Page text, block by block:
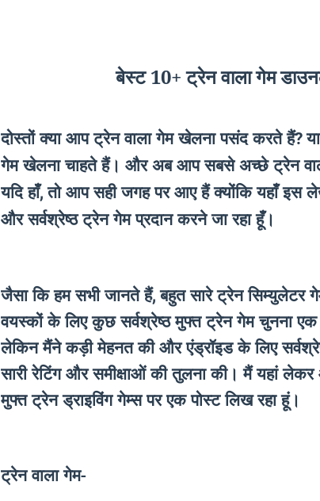
बेस्ट 10+ ट्रेन वाला गेम
दोस्तों क्या आप ट्रेन वाला गेम खेलना पसंद करते हैं?
गेम खेलना चाहते हैं। और अब आप सबसे अच्छे ट्रेन
यदि हाँ,तो आप सही जगह पर आए हैं क्योंकि यहाँ इस
और सर्वश्रेष्ठ ट्रेन गेम प्रदान करने जा रहा हूँ।
जैसा कि हम सभी जानते हैं,बहुत सारे ट्रेन सिम्युलेटर
वयस्कों के लिए कुछ सर्वश्रेष्ठ मुफ्त ट्रेन गेम चुनना एक
लेकिन मैंने कड़ी मेहनत की और एंड्रॉइड के लिए
सारी रेटिंग और समीक्षाओं की तुलना की। मैं यहां
मुफ्त ट्रेन ड्राइविंग गेम्स पर एक पोस्ट लिख रहा हूं।
ट्रेन वाला गेम-